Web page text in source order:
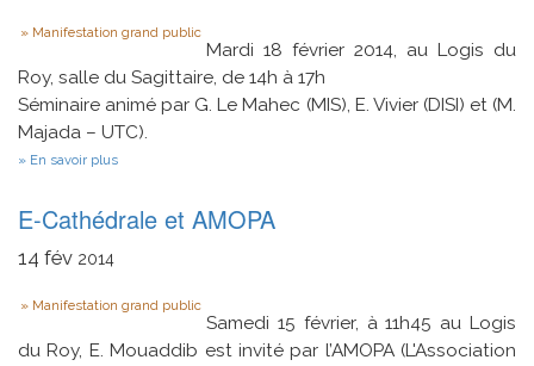
Type
Manifestation grand public
Mardi 18 février 2014, au Logis du
Roy, salle du Sagittaire, de 14h à 17h
Séminaire animé par G. Le Mahec (MIS), E. Vivier (DISI) et (M.
Majada – UTC).
En savoir plus
numérique
E-Cathédrale et AMOPA
14 fév 2014
Type
Manifestation grand public
Samedi 15 février, à 11h45 au Logis
du Roy, E. Mouaddib est invité par l’AMOPA (L'Association